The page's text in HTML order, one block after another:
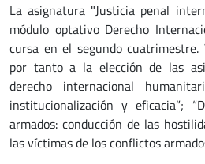
La asignatura "Justicia penal
módulo optativo Derecho
cursa en el segundo cuatrimestre.
por tanto a la elección de las
derecho internacional
institucionalización y eficacia”;
armados: conducción de las
las víctimas de los conflictos